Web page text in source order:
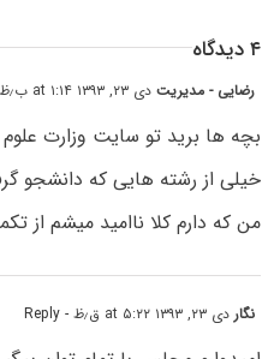
۴ دیدگاه
رضایی - مدیریتدی ۲۳, ۱۳۹۳ at ۱:۱۴ ب٫ظ
بچه ها برید تو سایت وزارت
خیلی از رشته هایی که دانشجو
من که دارم کلا ناامید میشم از
نگاردی ۲۳, ۱۳۹۳ at ۵:۲۲ ق٫ظ - Reply